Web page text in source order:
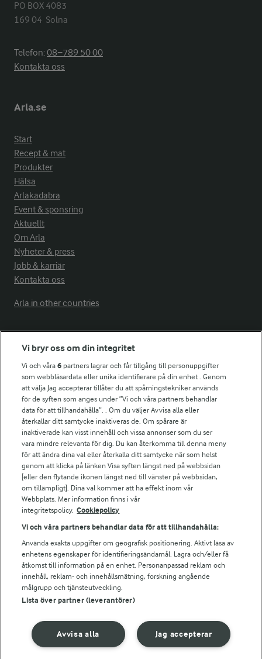
PO BOX 4083
169 04  Solna
Telefon:08−789 50 00
Kontakta oss
Arla.se
Start
Recept & mat
Produkter
Hälsa
Arlakadabra
Event & sponsring
Aktuellt
Om Arla
Nyheter & press
Jobb & karriär
Kontakta oss
Arla in other countries
Fler Arlasajter
För ägare
Arlas kundportal
Arla.com
Falbygdens Ost
Arla webbshop
Bildbank
Följ oss
© 2026 Arla Foods
Integritetspolicy
Vi bryr oss om din integritet
Vi och våra6 partners lagrar och får tillgång till personuppgifter
som webbläsardata eller unika identifierare på din enhet . Genom
att välja Jag accepterar tillåter du att spårningstekniker används
för de syften som anges under ”Vi och våra partners behandlar
data för att tillhandahålla”. . Om du väljer Avvisa alla eller
återkallar ditt samtycke inaktiveras de. Om spårare är
inaktiverade kan visst innehåll och vissa annonser som du ser
vara mindre relevanta för dig. Du kan återkomma till denna meny
för att ändra dina val eller återkalla ditt samtycke när som helst
genom att klicka på länken Visa syften längst ned på webbsidan
[eller den flytande ikonen längst ned till vänster på webbsidan,
om tillämpligt]. Dina val kommer att ha effekt inom vår
Webbplats. Mer information finns i vår
integritetspolicy. Cookiepolicy
Vi och våra partners behandlar data för att tillhandahålla:
Använda exakta uppgifter om geografisk positionering. Aktivt läsa av
enhetens egenskaper för identifieringsändamål. Lagra och/eller få
åtkomst till information på en enhet. Personanpassad reklam och
innehåll, reklam- och innehållsmätning, forskning angående
målgrupp och tjänsteutveckling.
Lista över partner (leverantörer)
Jag accepterar
Avvisa alla